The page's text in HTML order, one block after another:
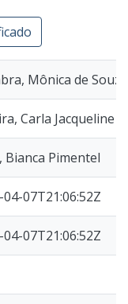
Mônica de Souza
Carla Jacqueline
Bianca Pimentel
04-07T21:06:52Z
04-07T21:06:52Z